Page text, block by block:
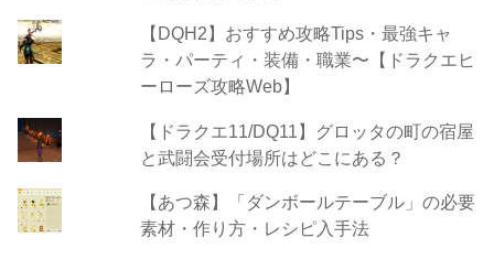
【DQH2】おすすめ攻略Tips・最強キャ
ラ・パーティ・装備・職業〜【ドラクエヒ
ーローズ攻略Web】
【ドラクエ11/DQ11】グロッタの町の宿屋
と武闘会受付場所はどこにある？
【あつ森】「ダンボールテーブル」の必要
素材・作り方・レシピ入手法